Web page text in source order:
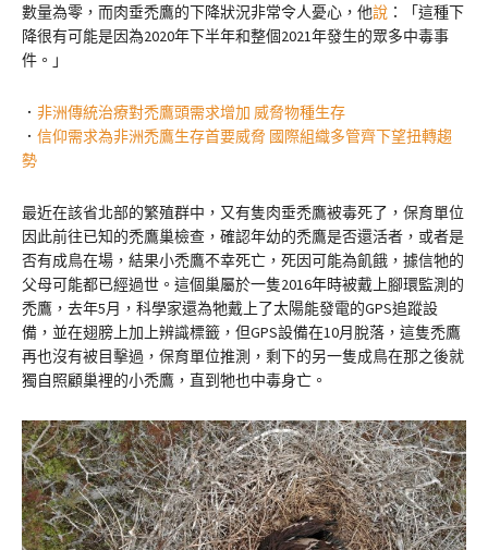
數量為零，而肉垂禿鷹的下降狀況非常令人憂心，他說 ：「這種下
降很有可能是因為2020年下半年和整個2021年發生的眾多中毒事
件。」
． 非洲傳統治療對禿鷹頭需求增加 威脅物種生存
． 信仰需求為非洲禿鷹生存首要威脅 國際組織多管齊下望扭轉趨
勢
最近在該省北部的繁殖群中，又有隻肉垂禿鷹被毒死了，保育單位
因此前往已知的禿鷹巢檢查，確認年幼的禿鷹是否還活者，或者是
否有成鳥在場，結果小禿鷹不幸死亡，死因可能為飢餓，據信牠的
父母可能都已經過世。這個巢屬於一隻2016年時被戴上腳環監測的
禿鷹，去年5月，科學家還為牠戴上了太陽能發電的GPS追蹤設
備，並在翅膀上加上辨識標籤，但GPS設備在10月脫落，這隻禿鷹
再也沒有被目擊過，保育單位推測，剩下的另一隻成鳥在那之後就
獨自照顧巢裡的小禿鷹，直到牠也中毒身亡。